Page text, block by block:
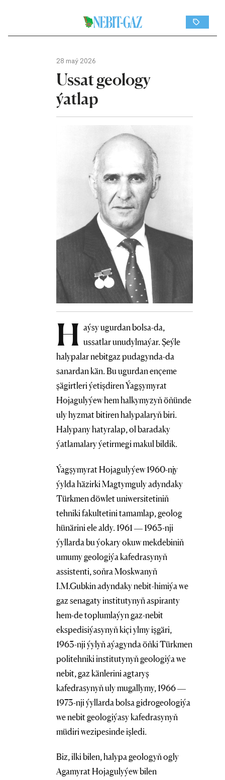
28 maý 2026
Ussat geology
ýatlap
H aýsy ugurdan bolsa-da,
ussatlar unudylmaýar. Şeýle
halypalar nebitgaz pudagynda-da
sanardan kän. Bu ugurdan ençeme
şägirtleri ýetişdiren Ýagşymyrat
Hojagulyýew hem halkymyzyň öňünde
uly hyzmat bitiren halypalaryň biri.
Halypany hatyralap, ol baradaky
ýatlamalary ýetirmegi makul bildik.
Ýagşymyrat Hojagulyýew 1960-njy
ýylda häzirki Magtymguly adyndaky
Türkmen döwlet uniwersitetiniň
tehniki fakultetini tamamlap, geolog
hünärini ele aldy. 1961 — 1963-nji
ýyllarda bu ýokary okuw mekdebiniň
umumy geologiýa kafedrasynyň
assistenti, soňra Moskwanyň
I.M.Gubkin adyndaky nebit-himiýa we
gaz senagaty institutynyň aspiranty
hem-de toplumlaýyn gaz-nebit
ekspedisiýasynyň kiçi ylmy işgäri,
1963-nji ýylyň aýagynda öňki Türkmen
politehniki institutynyň geologiýa we
nebit, gaz känlerini agtaryş
kafedrasynyň uly mugallymy, 1966 —
1973-nji ýyllarda bolsa gidrogeologiýa
we nebit geologiýasy kafedrasynyň
müdiri wezipesinde işledi.
Biz, ilki bilen, halypa geologyň ogly
Agamyrat Hojagulyýew bilen